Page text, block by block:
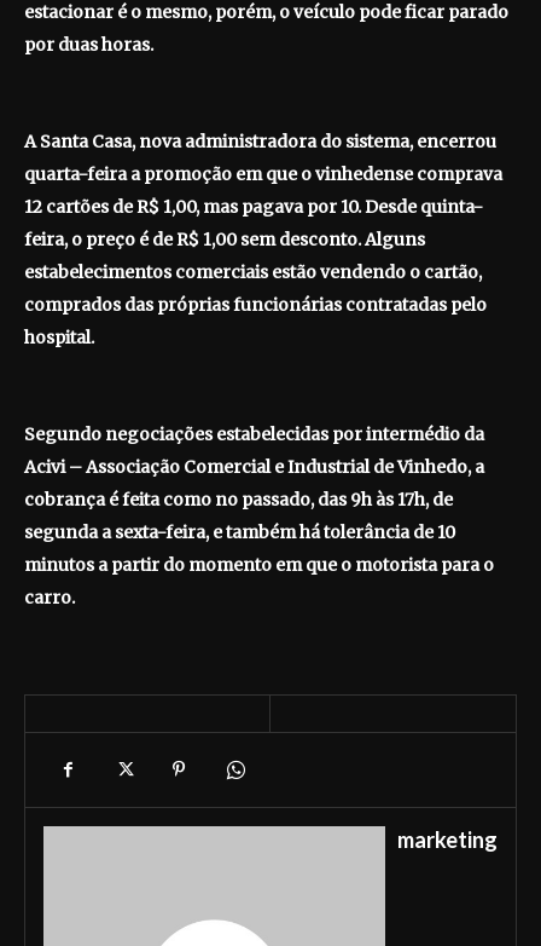
estacionar é o mesmo, porém, o veículo pode ficar parado
por duas horas.
A Santa Casa, nova administradora do sistema, encerrou
quarta-feira a promoção em que o vinhedense comprava
12 cartões de R$ 1,00, mas pagava por 10. Desde quinta-
feira, o preço é de R$ 1,00 sem desconto. Alguns
estabelecimentos comerciais estão vendendo o cartão,
comprados das próprias funcionárias contratadas pelo
hospital.
Segundo negociações estabelecidas por intermédio da
Acivi – Associação Comercial e Industrial de Vinhedo, a
cobrança é feita como no passado, das 9h às 17h, de
segunda a sexta-feira, e também há tolerância de 10
minutos a partir do momento em que o motorista para o
carro.
marketing